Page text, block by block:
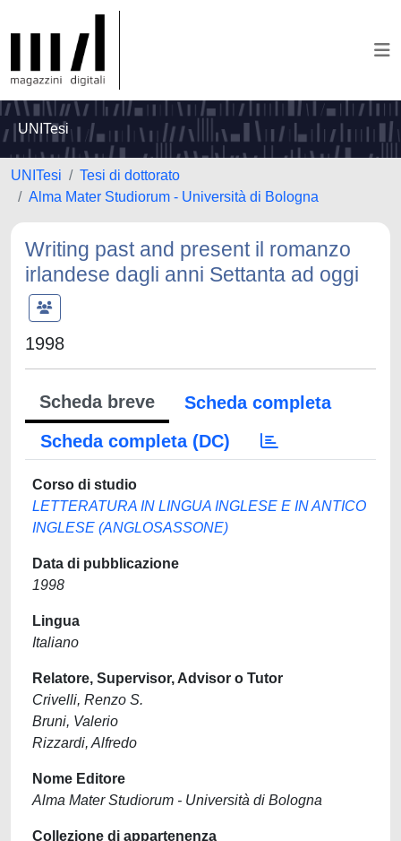
UNITesi
UNITesi
Tesi di dottorato
Alma Mater Studiorum - Università di Bologna
Writing past and present il romanzo
irlandese dagli anni Settanta ad oggi
1998
Scheda breve
Scheda completa
Scheda completa (DC)
Corso di studio
LETTERATURA IN LINGUA INGLESE E IN ANTICO
INGLESE (ANGLOSASSONE)
Data di pubblicazione
1998
Lingua
Italiano
Relatore, Supervisor, Advisor o Tutor
Crivelli, Renzo S.
Bruni, Valerio
Rizzardi, Alfredo
Nome Editore
Alma Mater Studiorum - Università di Bologna
Collezione di appartenenza